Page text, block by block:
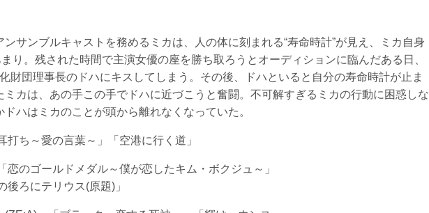
ンサンブルキャストを務めるミカは、人の体に刻まれる“寿命時計”が見え、ミカ自身
り。残された時間で主演女優の座を勝ち取ろうとオーディションに臨んだある日、
財団理事長のドハにキスしてしまう。その後、ドハといると自分の寿命時計が止ま
ミカは、あの手この手でドハに近づこうと奮闘。不可解すぎるミカの行動に困惑しな
ハはミカのことが頭から離れなくなっていた。
打ち～愛の言葉～」「空港に行く道」
恋のゴールドメダル～僕が恋したキム・ボクジュ～」
後ろにテリウス(原題)」